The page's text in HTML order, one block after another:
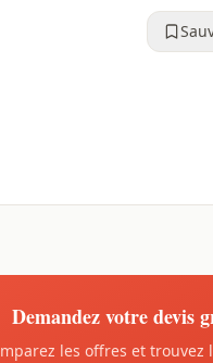
Demandez votre devis
les offres et trouvez